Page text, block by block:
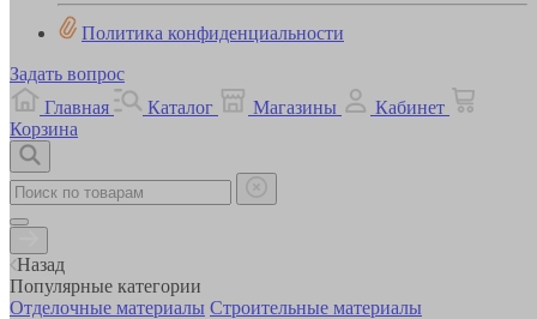
Политика конфиденциальности
Задать вопрос
Главная
Каталог Магазины
Кабинет
Корзина
Назад
Популярные категории
Отделочные материалы Строительные материалы